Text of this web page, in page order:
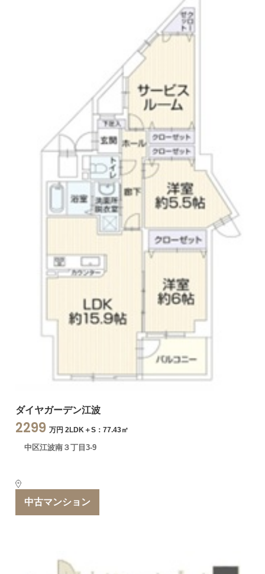
ダイヤガーデン江波
2299 万円 2LDK＋S：77.43㎡
中区江波南３丁目3-9
中古マンション